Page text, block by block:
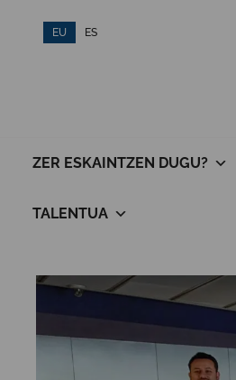
EU ES
ZER ESKAINTZEN DUGU?
TALENTUA